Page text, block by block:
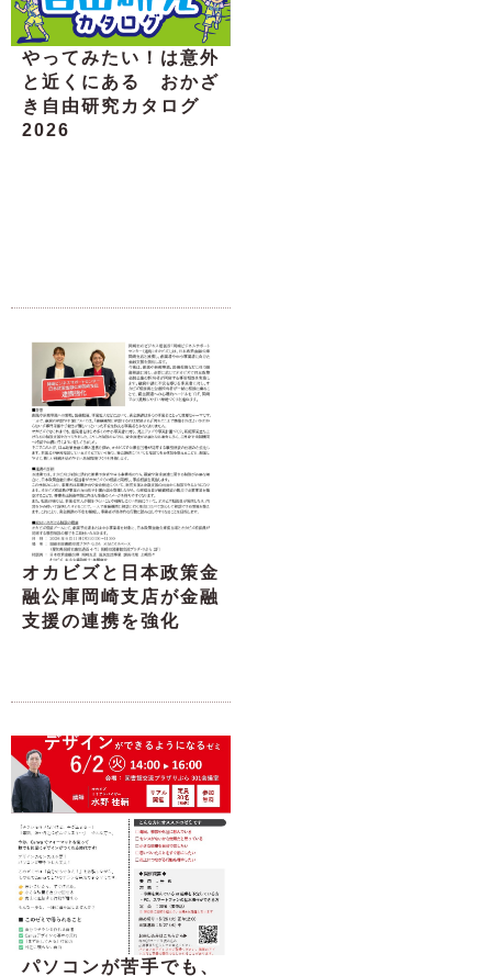
やってみたい！は意外
と近くにある おかざ
き自由研究カタログ
2026
オカビズと日本政策金
融公庫岡崎支店が金融
支援の連携を強化
パソコンが苦手でも、